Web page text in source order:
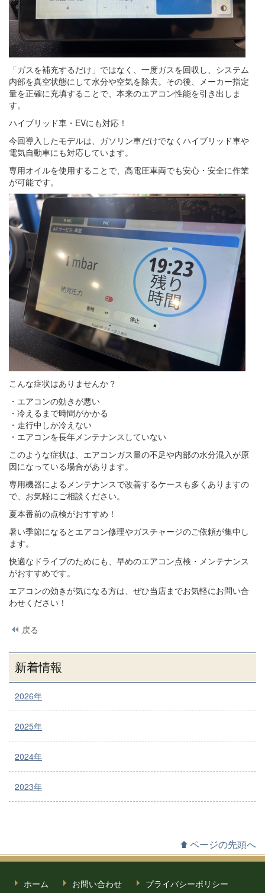
「ガスを補充するだけ」ではなく、一度ガスを回収し、システム
内部を真空状態にして水分や空気を除去。その後、メーカー指定
量を正確に充填することで、本来のエアコン性能を引き出しま
す。
ハイブリッド車・EVにも対応！
今回導入したモデルは、ガソリン車だけでなくハイブリッド車や
電気自動車にも対応しています。
専用オイルを使用することで、高電圧車両でも安心・安全に作業
が可能です。
こんな症状はありませんか？
・エアコンの効きが悪い
・冷えるまで時間がかかる
・走行中しか冷えない
・エアコンを長年メンテナンスしていない
このような症状は、エアコンガス量の不足や内部の水分混入が原
因になっている場合があります。
専用機器によるメンテナンスで改善するケースも多くありますの
で、お気軽にご相談ください。
夏本番前の点検がおすすめ！
暑い季節になるとエアコン修理やガスチャージのご依頼が集中し
ます。
快適なドライブのためにも、早めのエアコン点検・メンテナンス
がおすすめです。
エアコンの効きが気になる方は、ぜひ当店までお気軽にお問い合
わせください！
戻る
新着情報
2026年
2025年
2024年
2023年
ホーム お問い合わせ プライバシーポリシー
ページの先頭へ